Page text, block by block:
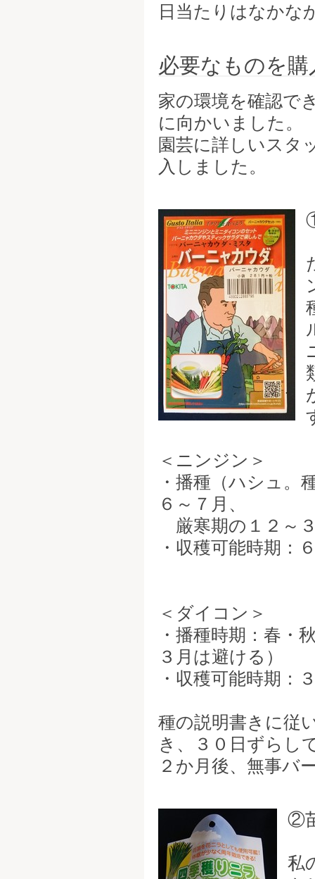
日当たりはなかな
必要なものを購
家の環境を確認で
に向かいました。
園芸に詳しいスタ
入しました。
＜ニンジン＞
・播種（ハシュ。
６～７月、
厳寒期の１２～
・収穫可能時期：
＜ダイコン＞
・播種時期：春・
３月は避ける）
・収穫可能時期：
種の説明書きに従
き、３０日ずらし
２か月後、無事バ
②
私